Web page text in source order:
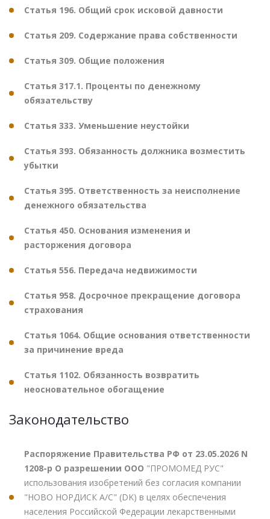
Статья 196. Общий срок исковой давности
Статья 209. Содержание права собственности
Статья 309. Общие положения
Статья 317.1. Проценты по денежному
обязательству
Статья 333. Уменьшение неустойки
Статья 393. Обязанность должника возместить
убытки
Статья 395. Ответственность за неисполнение
денежного обязательства
Статья 450. Основания изменения и
расторжения договора
Статья 556. Передача недвижимости
Статья 958. Досрочное прекращение договора
страхования
Статья 1064. Общие основания ответственности
за причинение вреда
Статья 1102. Обязанность возвратить
неосновательное обогащение
Законодательство
Распоряжение Правительства РФ от 23.05.2026 N
1208-р О разрешении ООО "ПРОМОМЕД РУС"
использования изобретений без согласия компании
"НОВО НОРДИСК А/С" (DK) в целях обеспечения
населения Российской Федерации лекарственными